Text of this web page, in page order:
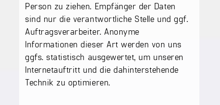
Person zu ziehen. Empfänger der Daten
sind nur die verantwortliche Stelle und ggf.
Auftragsverarbeiter. Anonyme
Informationen dieser Art werden von uns
ggfs. statistisch ausgewertet, um unseren
Internetauftritt und die dahinterstehende
Technik zu optimieren.